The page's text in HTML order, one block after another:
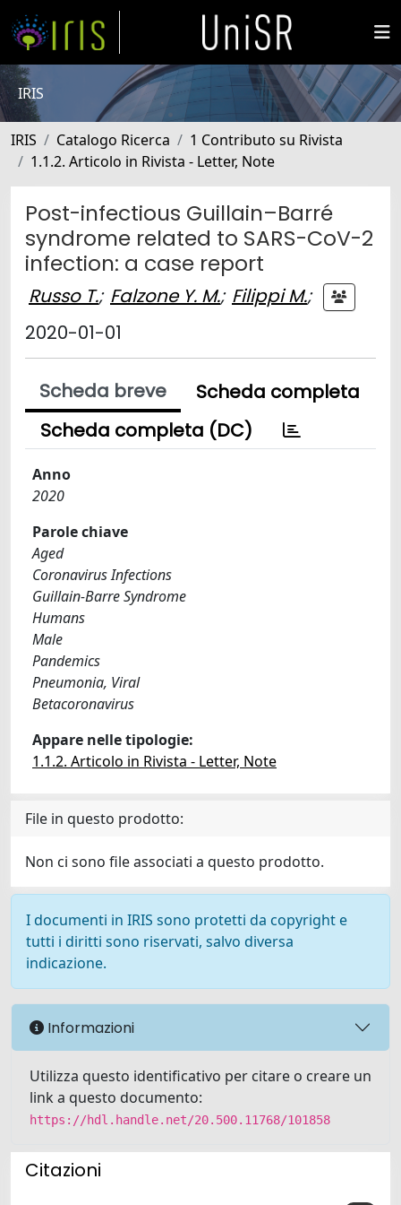
IRIS
IRIS Catalogo Ricerca
1 Contributo su Rivista
1.1.2. Articolo in Rivista - Letter, Note
Post-infectious Guillain–Barré
syndrome related to SARS-CoV-2
infection: a case report
Russo T.; Falzone Y. M.; Filippi M.;
2020-01-01
Scheda breve
Scheda completa
Scheda completa (DC)
Anno
2020
Parole chiave
Aged
Coronavirus Infections
Guillain-Barre Syndrome
Humans
Male
Pandemics
Pneumonia, Viral
Betacoronavirus
Appare nelle tipologie:
1.1.2. Articolo in Rivista - Letter, Note
File in questo prodotto:
Non ci sono file associati a questo prodotto.
I documenti in IRIS sono protetti da copyright e
tutti i diritti sono riservati, salvo diversa
indicazione.
Informazioni
Utilizza questo identificativo per citare o creare un
link a questo documento:
https://hdl.handle.net/20.500.11768/101858
Citazioni